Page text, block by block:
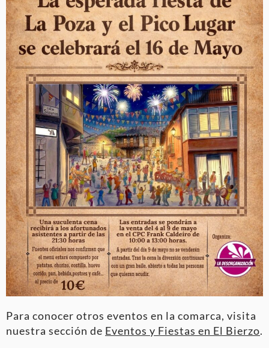
Para conocer otros eventos en la comarca, visita
nuestra sección de Eventos y Fiestas en El Bierzo.